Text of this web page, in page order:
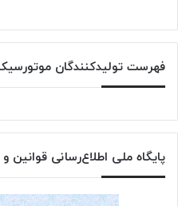
فهرست تولیدکنندگان
پایگاه ملی اطلاع‌رسانی قوانین